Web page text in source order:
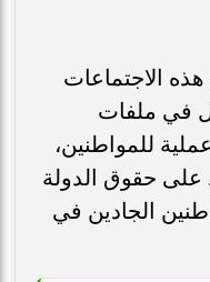
الاجتماعات
في ملفات
للمواطنين،
على حقوق الدولة
الجادين في